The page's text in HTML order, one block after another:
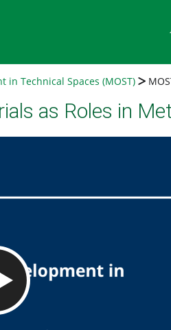
in Technical Spaces (MOST)
as Roles in